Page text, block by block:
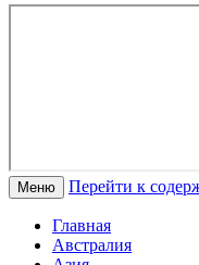
Меню Перейти к
Главная
Австралия